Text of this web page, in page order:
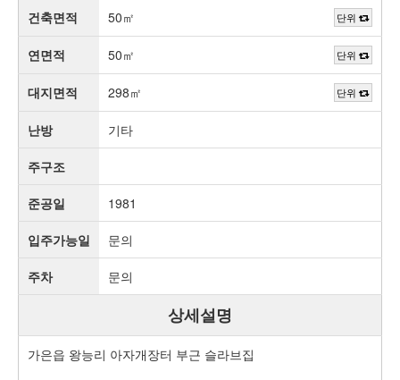
건축면적 50㎡ 단위
연면적 50㎡ 단위
대지면적 298㎡ 단위
난방 기타
주구조
준공일 1981
입주가능일 문의
주차 문의
상세설명
가은읍 왕능리 아자개장터 부근 슬라브집